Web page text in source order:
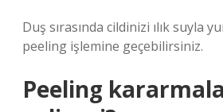
Duş sırasında cildinizi ılık suyla
peeling işlemine geçebilirsiniz.
Peeling